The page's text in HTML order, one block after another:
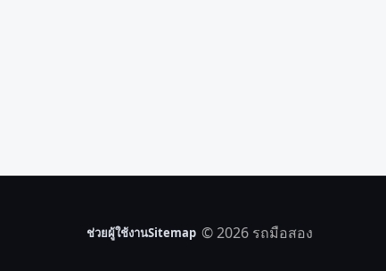
ช่วยผู้ใช้งานSitemap © 2026 รถมือสอง